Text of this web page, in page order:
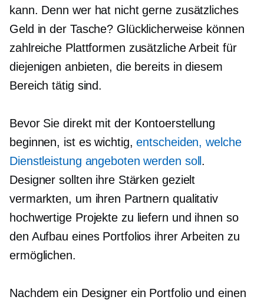
kann. Denn wer hat nicht gerne zusätzliches
Geld in der Tasche? Glücklicherweise können
zahlreiche Plattformen zusätzliche Arbeit für
diejenigen anbieten, die bereits in diesem
Bereich tätig sind.
Bevor Sie direkt mit der Kontoerstellung
beginnen, ist es wichtig,entscheiden, welche
Dienstleistung angeboten werden soll .
Designer sollten ihre Stärken gezielt
vermarkten, um ihren Partnern qualitativ
hochwertige Projekte zu liefern und ihnen so
den Aufbau eines Portfolios ihrer Arbeiten zu
ermöglichen.
Nachdem ein Designer ein Portfolio und einen